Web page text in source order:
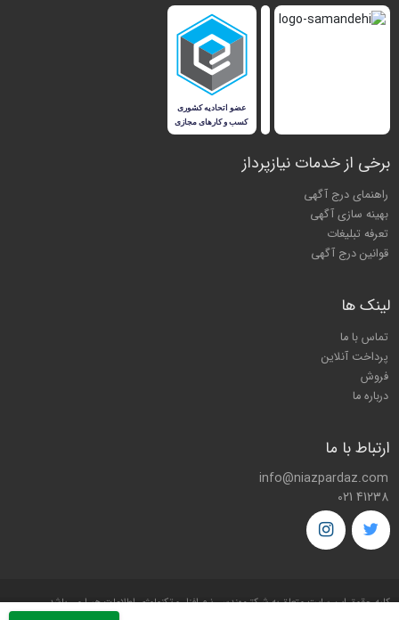
برخی از خدمات نیازپرداز
راهنمای درج آگهی
بهینه سازی آگهی
تعرفه تبلیغات
قوانین درج آگهی
لینک ها
تماس با ما
پرداخت آنلاین
فروش
درباره ما
ارتباط با ما
info@niazpardaz.com
021 41238
کليه حقوق اين سايت متعلق به شرکتمهندسی نرم افزار و تکنولوژی اطلاعات هیرامی باشد.